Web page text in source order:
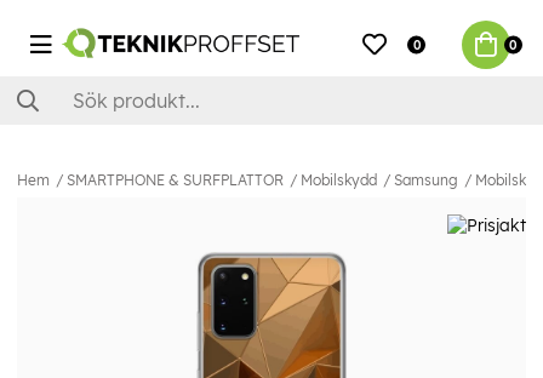
0 0
Hem SMARTPHONE & SURFPLATTOR Mobilskydd Samsung Mobilskal